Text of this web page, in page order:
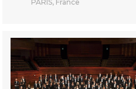
PARIS, France